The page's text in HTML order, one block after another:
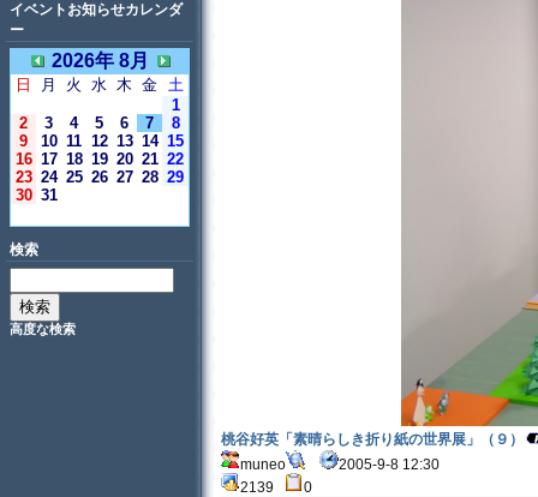
イベントお知らせカレンダ
ー
2026年 8月
日 月 火 水 木 金 土
1
2
3 4 5 6 7
8
9
10 11 12 13 14 15
16 17 18 19 20 21 22
23 24 25 26 27 28 29
30 31
検索
高度な検索
桃谷好英「素晴らしき折り紙の世界展」（９）
muneo
2005-9-8 12:30
2139
0